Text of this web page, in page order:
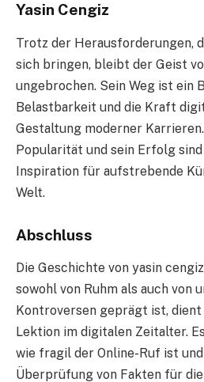
Yasin Cengiz
Trotz der Herausforderungen,
sich bringen, bleibt der Geist
ungebrochen. Sein Weg ist ein
Belastbarkeit und die Kraft
Gestaltung moderner
Popularität und sein Erfolg
Inspiration für aufstrebende
Welt.
Abschluss
Die Geschichte von yasin
sowohl von Ruhm als auch
Kontroversen geprägt ist, dient
Lektion im digitalen Zeitalter.
wie fragil der Online-Ruf ist
Überprüfung von Fakten für